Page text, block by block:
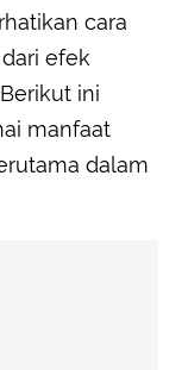
cara
efek
ini
manfaat
dalam